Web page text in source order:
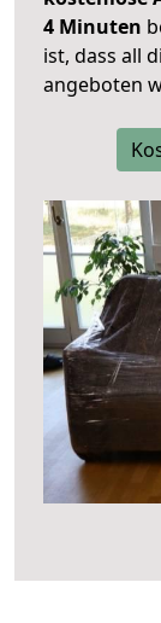
4 Minuten
ist, dass all
angeboten